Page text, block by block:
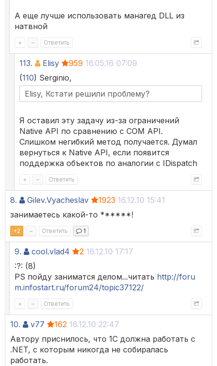
А еще лучше использовать манагед DLL из
натвной
+ – Ответить
113. Elisy 959 16.05.16 07:09
(110) Serginio,
Elisy, Кстати решили проблему?
Я оставил эту задачу из-за ограничений
Native API по сравнению с COM API.
Слишком негибкий метод получается. Думал
вернуться к Native API, если появится
поддержка объектов по аналогии с IDispatch
+ – Ответить
8. Gilev.Vyacheslav 1923 16.12.10 15:41
занимаетесь какой-то ******!
+2 – Ответить 1
9. cool.vlad4 2 16.12.10 17:17
:?: (8)
PS пойду заниматся делом...читать http://foru
m.infostart.ru/forum24/topic37122/
+ – Ответить
10. v77 162 16.12.10 22:47
Автору приснилось, что 1С должна работать с
.NET, с которым никогда не собиралась
работать.